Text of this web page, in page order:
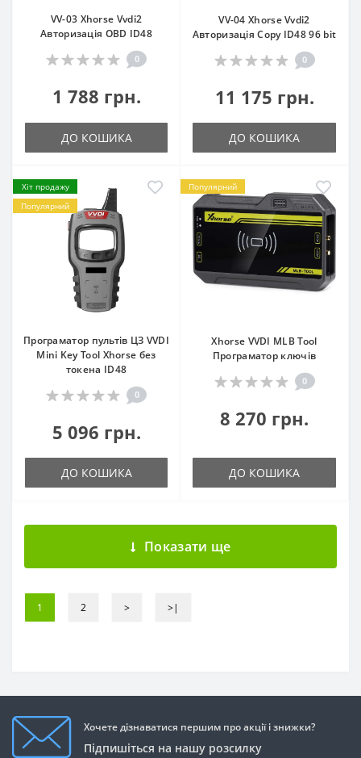
VV-03 Xhorse Vvdi2
Авторизація OBD ID48
0
1 788 грн.
ДО КОШИКА
VV-04 Xhorse Vvdi2
Авторизація Copy ID48 96 bit
0
11 175 грн.
ДО КОШИКА
Хіт продажу
Популярний
Програматор пультів ЦЗ VVDI
Mini Key Tool Xhorse без
токена ID48
0
5 096 грн.
ДО КОШИКА
Популярний
Xhorse VVDI MLB Tool
Програматор ключів
0
8 270 грн.
ДО КОШИКА
Показати ще
1 2 > >|
Хочете дізнаватися першим про акції і знижки?
Підпишіться на нашу розсилку